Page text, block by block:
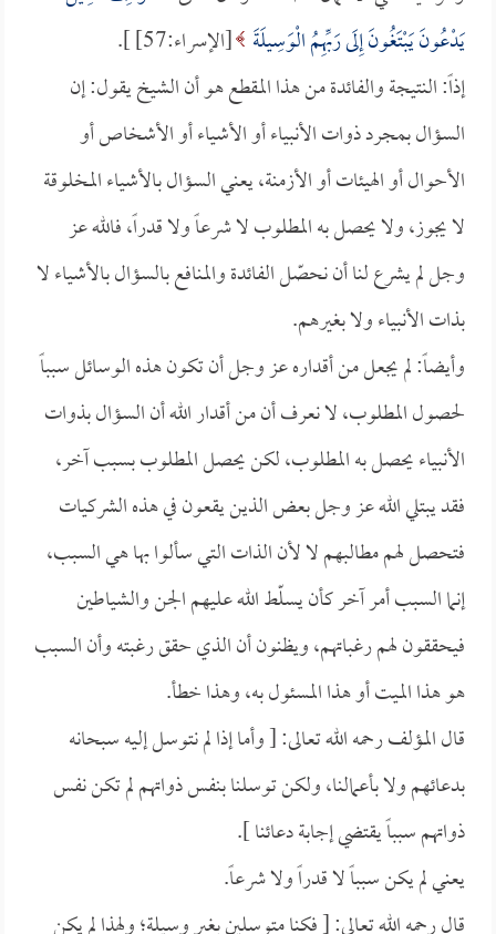
يَدْعُونَ يَبْتَغُونَ إِلَى رَبِّهِمُ الْوَسِيلَةَ [الإسراء:57] ].
إذاً: النتيجة والفائدة من هذا المقطع هو أن الشيخ يقول: إن
السؤال بمجرد ذوات الأنبياء أو الأشياء أو الأشخاص أو
الأحوال أو الهيئات أو الأزمنة، يعني السؤال بالأشياء المخلوقة
لا يجوز، ولا يحصل به المطلوب لا شرعاً ولا قدراً، فالله عز
وجل لم يشرع لنا أن نحصّل الفائدة والمنافع بالسؤال بالأشياء لا
بذات الأنبياء ولا بغيرهم.
وأيضاً: لم يجعل من أقداره عز وجل أن تكون هذه الوسائل سبباً
لحصول المطلوب، لا نعرف أن من أقدار الله أن السؤال بذوات
الأنبياء يحصل به المطلوب، لكن يحصل المطلوب بسبب آخر،
فقد يبتلي الله عز وجل بعض الذين يقعون في هذه الشركيات
فتحصل لهم مطالبهم لا لأن الذات التي سألوا بها هي السبب،
إنما السبب أمر آخر كأن يسلّط الله عليهم الجن والشياطين
فيحققون لهم رغباتهم، ويظنون أن الذي حقق رغبته وأن السبب
هو هذا الميت أو هذا المسئول به، وهذا خطأ.
قال المؤلف رحمه الله تعالى: [ وأما إذا لم نتوسل إليه سبحانه
بدعائهم ولا بأعمالنا، ولكن توسلنا بنفس ذواتهم لم تكن نفس
ذواتهم سبباً يقتضي إجابة دعائنا ].
يعني لم يكن سبباً لا قدراً ولا شرعاً.